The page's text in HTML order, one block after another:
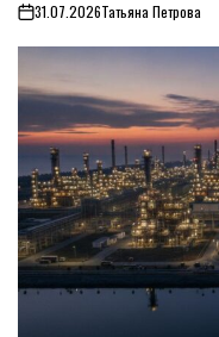
on31.07.2026Татьяна Петрова